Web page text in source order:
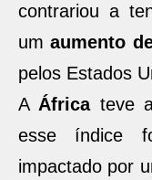
contrariou a
umaumento
pelos Estados
A Áfricateve
esse índice
impactado por